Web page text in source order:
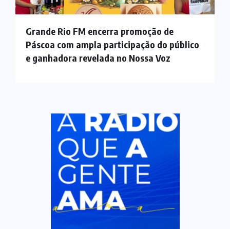
Grande Rio FM encerra promoção de
Páscoa com ampla participação do público
e ganhadora revelada no Nossa Voz